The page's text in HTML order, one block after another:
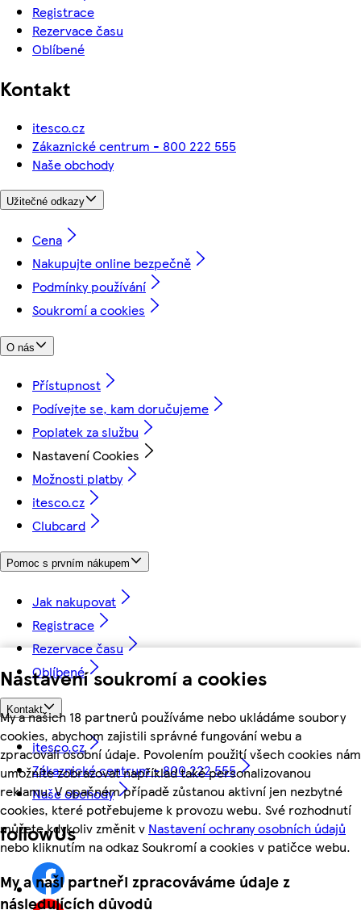
Nastavení soukromí a cookies
My a našich 18 partnerů používáme nebo ukládáme soubory
cookies, abychom zajistili správné fungování webu a
zpracovali osobní údaje. Povolením použití všech cookies nám
umožníte zobrazovat například také personalizovanou
reklamu. V opačném případě zůstanou aktivní jen nezbytné
cookies, které potřebujeme k provozu webu. Své rozhodnutí
můžete kdykoliv změnit v Nastavení ochrany osobních údajů
nebo kliknutím na odkaz Soukromí a cookies v patičce webu.
My a naši partneři zpracováváme údaje z
následujících důvodů
Registrace
Rezervace času
Oblíbené
Kontakt
itesco.cz
Zákaznické centrum - 800 222 555
Naše obchody
Užitečné odkazy
Cena
Nakupujte online bezpečně
Podmínky používání
Soukromí a cookies
O nás
Přístupnost
Podívejte se, kam doručujeme
Poplatek za službu
Nastavení Cookies
Možnosti platby
itesco.cz
Clubcard
Pomoc s prvním nákupem
Jak nakupovat
Registrace
Rezervace času
Oblíbené
Kontakt
itesco.cz
Zákaznické centrum - 800 222 555
Naše obchody
followUs